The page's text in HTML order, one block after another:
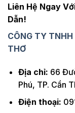
Liên Hệ Ngay
Dẫn!
CÔNG TY
THƠ
Địa chỉ: 66
Phú, TP. Cần
Điện thoại: